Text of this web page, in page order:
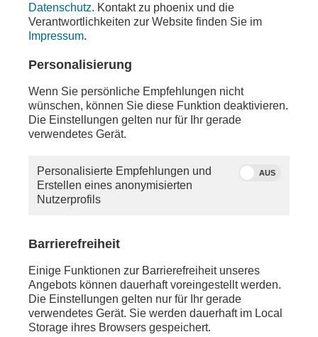
Moderation: David Damschen
Berlin: Eine Frau hält eine
Fahne mit dem CND-
Friedenszeichen in der Hand.
Quelle: Torsten Sukrow
/ SULUPRESS.DE /
picture alliance
Datenschutz. Kontakt zu phoenix und die
Verantwortlichkeiten zur Website finden Sie im
Impressum.
Personalisierung
Wenn Sie persönliche Empfehlungen nicht
wünschen, können Sie diese Funktion deaktivieren.
Die Einstellungen gelten nur für Ihr gerade
verwendetes Gerät.
Personalisierte Empfehlungen und
Erstellen eines anonymisierten
Nutzerprofils
AUS
Barrierefreiheit
Einige Funktionen zur Barrierefreiheit unseres
Angebots können dauerhaft voreingestellt werden.
Die Einstellungen gelten nur für Ihr gerade
verwendetes Gerät. Sie werden dauerhaft im Local
Storage ihres Browsers gespeichert.